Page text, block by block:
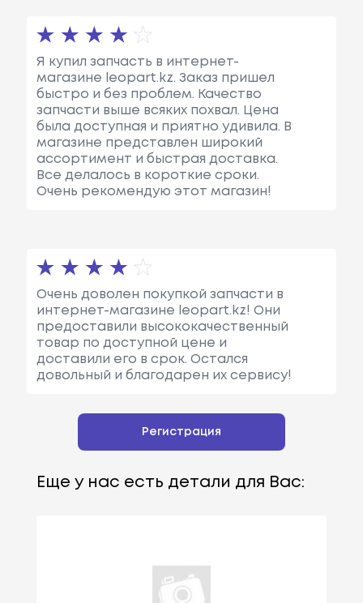
Я купил запчасть в интернет-
магазине leopart.kz. Заказ пришел
быстро и без проблем. Качество
запчасти выше всяких похвал. Цена
была доступная и приятно удивила. В
магазине представлен широкий
ассортимент и быстрая доставка.
Все делалось в короткие сроки.
Очень рекомендую этот магазин!
Очень доволен покупкой запчасти в
интернет-магазине leopart.kz! Они
предоставили высококачественный
товар по доступной цене и
доставили его в срок. Остался
довольный и благодарен их сервису!
Регистрация
Еще у нас есть детали для Вас: